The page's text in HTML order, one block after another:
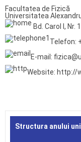
Facultatea de Fizică
Universitatea
Bd. Carol I, Nr.
Telefon:
E-mail:
Website: http://
Structura anului